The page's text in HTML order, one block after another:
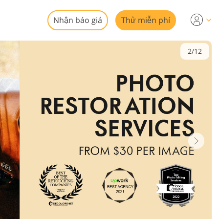
bất
ảnh
Nhận báo giá Thử miễn phí
2/12